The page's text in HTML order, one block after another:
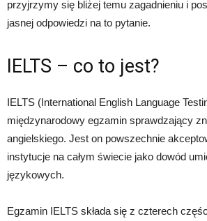
przyjrzymy się bliżej temu zagadnieniu i
jasnej odpowiedzi na to pytanie.
IELTS – co to jest?
IELTS (International English Language
międzynarodowy egzamin sprawdzający
angielskiego. Jest on powszechnie
instytucje na całym świecie jako dowód
językowych.
Egzamin IELTS składa się z czterech